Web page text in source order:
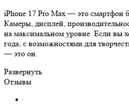
iPhone 17 Pro Max — это смартфон
Камеры, дисплей,
на максимальном уровне. Если вы
года, с возможностями для
— это он.
Развернуть
Отзывы